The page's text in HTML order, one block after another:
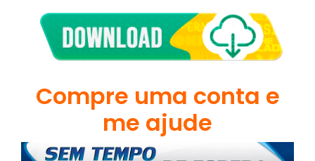
Compre uma conta e
me ajude